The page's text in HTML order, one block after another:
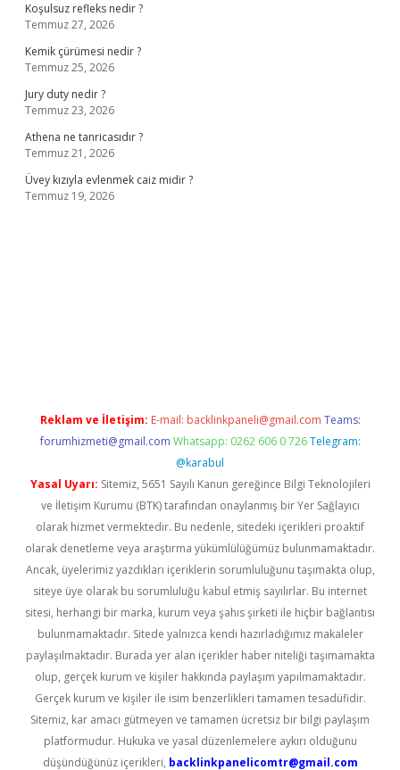
Koşulsuz refleks nedir ?
Temmuz 27, 2026
Kemik çürümesi nedir ?
Temmuz 25, 2026
Jury duty nedir ?
Temmuz 23, 2026
Athena ne tanricasıdır ?
Temmuz 21, 2026
Üvey kızıyla evlenmek caiz midir ?
Temmuz 19, 2026
Reklam ve İletişim: E-mail: backlinkpaneli@gmail.com Teams:
forumhizmeti@gmail.com Whatsapp: 0262 606 0 726 Telegram:
@karabul
Yasal Uyarı: Sitemiz, 5651 Sayılı Kanun gereğince Bilgi Teknolojileri
ve İletişim Kurumu (BTK) tarafından onaylanmış bir Yer Sağlayıcı
olarak hizmet vermektedir. Bu nedenle, sitedeki içerikleri proaktif
olarak denetleme veya araştırma yükümlülüğümüz bulunmamaktadır.
Ancak, üyelerimiz yazdıkları içeriklerin sorumluluğunu taşımakta olup,
siteye üye olarak bu sorumluluğu kabul etmiş sayılırlar. Bu internet
sitesi, herhangi bir marka, kurum veya şahıs şirketi ile hiçbir bağlantısı
bulunmamaktadır. Sitede yalnızca kendi hazırladığımız makaleler
paylaşılmaktadır. Burada yer alan içerikler haber niteliği taşımamakta
olup, gerçek kurum ve kişiler hakkında paylaşım yapılmamaktadır.
Gerçek kurum ve kişiler ile isim benzerlikleri tamamen tesadüfidir.
Sitemiz, kar amacı gütmeyen ve tamamen ücretsiz bir bilgi paylaşım
platformudur. Hukuka ve yasal düzenlemelere aykırı olduğunu
düşündüğünüz içerikleri, backlinkpanelicomtr@gmail.com